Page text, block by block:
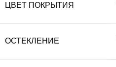
ЦВЕТ ПОКРЫТИЯ
ОСТЕКЛЕНИЕ